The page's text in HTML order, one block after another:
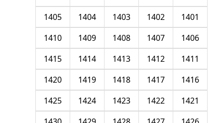
1401
1402
1403
1404
1405
1406
1407
1408
1409
1410
1411
1412
1413
1414
1415
1416
1417
1418
1419
1420
1421
1422
1423
1424
1425